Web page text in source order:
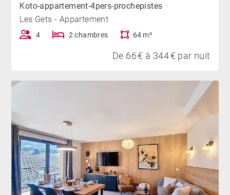
Koto-appartement-4pers-prochepistes
Les Gets - Appartement
4 2 chambres 64 m²
De 66 € à 344 € par nuit